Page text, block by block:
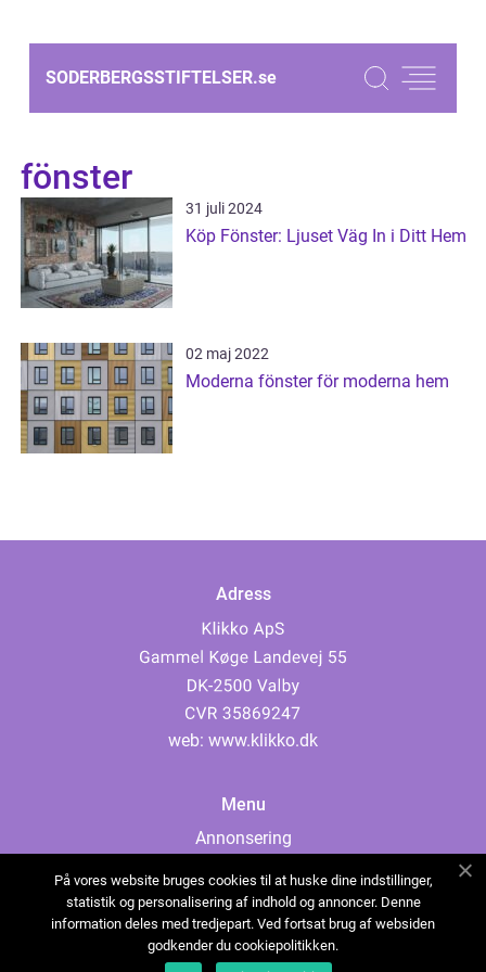
SODERBERGSSTIFTELSER.se
fönster
31 juli 2024
Köp Fönster: Ljuset Väg In i Ditt Hem
02 maj 2022
Moderna fönster för moderna hem
Adress
web: www.klikko.dk
Menu
Annonsering
Cookies
Kontakta oss
Sitemap
På vores website bruges cookies til at huske dine indstillinger,
statistik og personalisering af indhold og annoncer. Denne
information deles med tredjepart. Ved fortsat brug af websiden
godkender du cookiepolitikken.